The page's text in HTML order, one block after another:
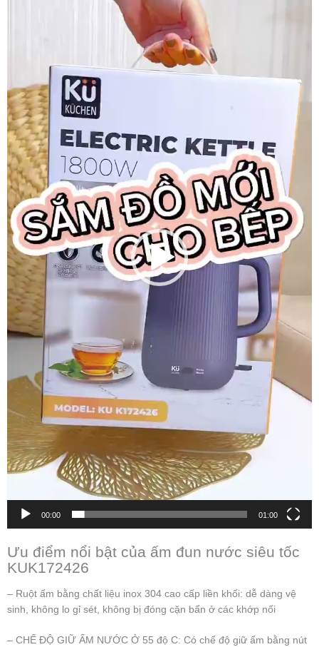
00:00 01:00
Ưu điểm nổi bật của ấm đun nước siêu tốc
KUK172426
– Ruột ấm bằng chất liệu inox 304 cao cấp liền khối: dễ dàng vệ
sinh, không lo gỉ sét, không bị đóng cặn bẩn ở các khớp nối
– CHẾ ĐỘ GIỮ ẤM NƯỚC Ở 55 độ C: Có chế độ giữ ấm bằng nút